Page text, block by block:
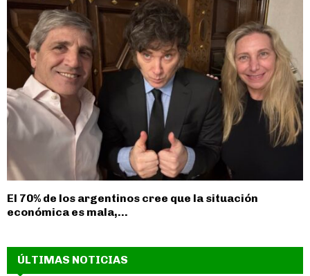
El 70% de los argentinos cree que la situación
económica es mala,...
ÚLTIMAS NOTICIAS